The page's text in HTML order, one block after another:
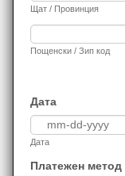
Щат / Провинция
Пощенски / Зип код
Дата
Дата
Платежен метод